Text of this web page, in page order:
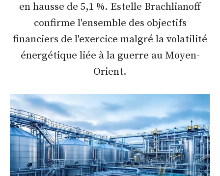
en hausse de 5,1 %. Estelle Brachlianoff
confirme l'ensemble des objectifs
financiers de l'exercice malgré la volatilité
énergétique liée à la guerre au Moyen-
Orient.